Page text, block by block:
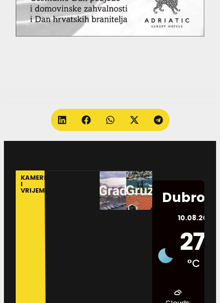
KAMERE
I
VRIJEME
10.08.2026.
27
°C